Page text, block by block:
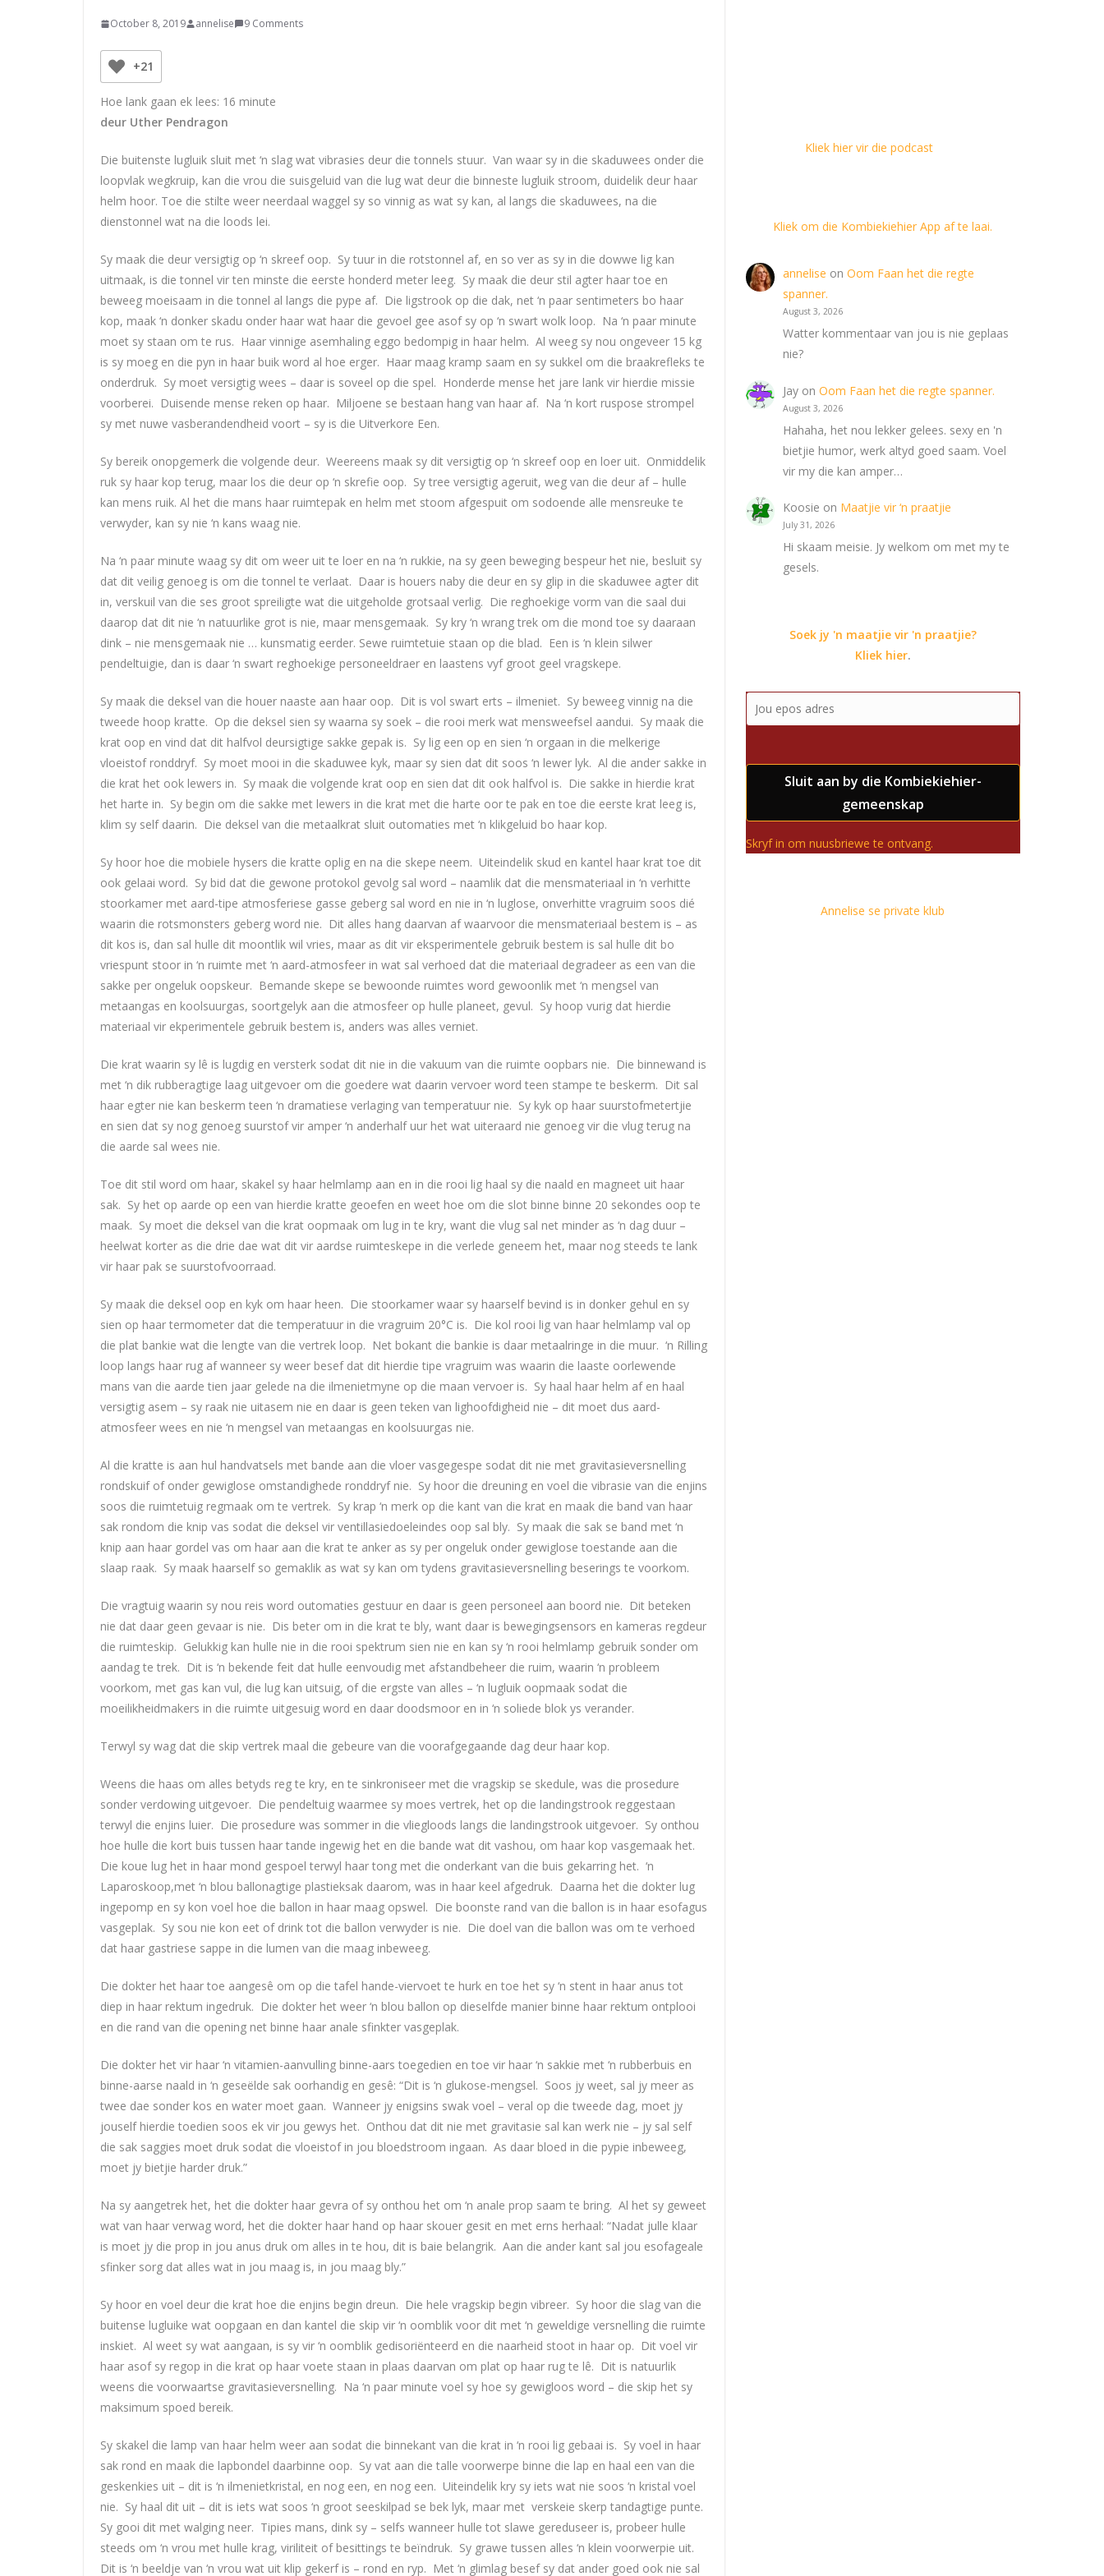
October 8, 2019 annelise 9 Comments
+21
Hoe lank gaan ek lees: 16 minute
deur Uther Pendragon
Die buitenste lugluik sluit met ‘n slag wat vibrasies deur die tonnels stuur. Van waar sy in die skaduwees onder die
loopvlak wegkruip, kan die vrou die suisgeluid van die lug wat deur die binneste lugluik stroom, duidelik deur haar
helm hoor. Toe die stilte weer neerdaal waggel sy so vinnig as wat sy kan, al langs die skaduwees, na die
dienstonnel wat na die loods lei.
Sy maak die deur versigtig op ‘n skreef oop. Sy tuur in die rotstonnel af, en so ver as sy in die dowwe lig kan
uitmaak, is die tonnel vir ten minste die eerste honderd meter leeg. Sy maak die deur stil agter haar toe en
beweeg moeisaam in die tonnel al langs die pype af. Die ligstrook op die dak, net ‘n paar sentimeters bo haar
kop, maak ‘n donker skadu onder haar wat haar die gevoel gee asof sy op ‘n swart wolk loop. Na ‘n paar minute
moet sy staan om te rus. Haar vinnige asemhaling eggo bedompig in haar helm. Al weeg sy nou ongeveer 15 kg
is sy moeg en die pyn in haar buik word al hoe erger. Haar maag kramp saam en sy sukkel om die braakrefleks te
onderdruk. Sy moet versigtig wees – daar is soveel op die spel. Honderde mense het jare lank vir hierdie missie
voorberei. Duisende mense reken op haar. Miljoene se bestaan hang van haar af. Na ‘n kort ruspose strompel
sy met nuwe vasberandendheid voort – sy is die Uitverkore Een.
Sy bereik onopgemerk die volgende deur. Weereens maak sy dit versigtig op ‘n skreef oop en loer uit. Onmiddelik
ruk sy haar kop terug, maar los die deur op ‘n skrefie oop. Sy tree versigtig ageruit, weg van die deur af – hulle
kan mens ruik. Al het die mans haar ruimtepak en helm met stoom afgespuit om sodoende alle mensreuke te
verwyder, kan sy nie ‘n kans waag nie.
Na ‘n paar minute waag sy dit om weer uit te loer en na ‘n rukkie, na sy geen beweging bespeur het nie, besluit sy
dat dit veilig genoeg is om die tonnel te verlaat. Daar is houers naby die deur en sy glip in die skaduwee agter dit
in, verskuil van die ses groot spreiligte wat die uitgeholde grotsaal verlig. Die reghoekige vorm van die saal dui
daarop dat dit nie ‘n natuurlike grot is nie, maar mensgemaak. Sy kry ‘n wrang trek om die mond toe sy daaraan
dink – nie mensgemaak nie … kunsmatig eerder. Sewe ruimtetuie staan op die blad. Een is ‘n klein silwer
pendeltuigie, dan is daar ‘n swart reghoekige personeeldraer en laastens vyf groot geel vragskepe.
Sy maak die deksel van die houer naaste aan haar oop. Dit is vol swart erts – ilmeniet. Sy beweeg vinnig na die
tweede hoop kratte. Op die deksel sien sy waarna sy soek – die rooi merk wat mensweefsel aandui. Sy maak die
krat oop en vind dat dit halfvol deursigtige sakke gepak is. Sy lig een op en sien ‘n orgaan in die melkerige
vloeistof ronddryf. Sy moet mooi in die skaduwee kyk, maar sy sien dat dit soos ‘n lewer lyk. Al die ander sakke in
die krat het ook lewers in. Sy maak die volgende krat oop en sien dat dit ook halfvol is. Die sakke in hierdie krat
het harte in. Sy begin om die sakke met lewers in die krat met die harte oor te pak en toe die eerste krat leeg is,
klim sy self daarin. Die deksel van die metaalkrat sluit outomaties met ‘n klikgeluid bo haar kop.
Sy hoor hoe die mobiele hysers die kratte oplig en na die skepe neem. Uiteindelik skud en kantel haar krat toe dit
ook gelaai word. Sy bid dat die gewone protokol gevolg sal word – naamlik dat die mensmateriaal in ‘n verhitte
stoorkamer met aard-tipe atmosferiese gasse geberg sal word en nie in ‘n luglose, onverhitte vragruim soos dié
waarin die rotsmonsters geberg word nie. Dit alles hang daarvan af waarvoor die mensmateriaal bestem is – as
dit kos is, dan sal hulle dit moontlik wil vries, maar as dit vir eksperimentele gebruik bestem is sal hulle dit bo
vriespunt stoor in ‘n ruimte met ‘n aard-atmosfeer in wat sal verhoed dat die materiaal degradeer as een van die
sakke per ongeluk oopskeur. Bemande skepe se bewoonde ruimtes word gewoonlik met ‘n mengsel van
metaangas en koolsuurgas, soortgelyk aan die atmosfeer op hulle planeet, gevul. Sy hoop vurig dat hierdie
materiaal vir ekperimentele gebruik bestem is, anders was alles verniet.
Die krat waarin sy lê is lugdig en versterk sodat dit nie in die vakuum van die ruimte oopbars nie. Die binnewand is
met ‘n dik rubberagtige laag uitgevoer om die goedere wat daarin vervoer word teen stampe te beskerm. Dit sal
haar egter nie kan beskerm teen ‘n dramatiese verlaging van temperatuur nie. Sy kyk op haar suurstofmetertjie
en sien dat sy nog genoeg suurstof vir amper ‘n anderhalf uur het wat uiteraard nie genoeg vir die vlug terug na
die aarde sal wees nie.
Toe dit stil word om haar, skakel sy haar helmlamp aan en in die rooi lig haal sy die naald en magneet uit haar
sak. Sy het op aarde op een van hierdie kratte geoefen en weet hoe om die slot binne binne 20 sekondes oop te
maak. Sy moet die deksel van die krat oopmaak om lug in te kry, want die vlug sal net minder as ‘n dag duur –
heelwat korter as die drie dae wat dit vir aardse ruimteskepe in die verlede geneem het, maar nog steeds te lank
vir haar pak se suurstofvoorraad.
Sy maak die deksel oop en kyk om haar heen. Die stoorkamer waar sy haarself bevind is in donker gehul en sy
sien op haar termometer dat die temperatuur in die vragruim 20°C is. Die kol rooi lig van haar helmlamp val op
die plat bankie wat die lengte van die vertrek loop. Net bokant die bankie is daar metaalringe in die muur. ‘n Rilling
loop langs haar rug af wanneer sy weer besef dat dit hierdie tipe vragruim was waarin die laaste oorlewende
mans van die aarde tien jaar gelede na die ilmenietmyne op die maan vervoer is. Sy haal haar helm af en haal
versigtig asem – sy raak nie uitasem nie en daar is geen teken van lighoofdigheid nie – dit moet dus aard-
atmosfeer wees en nie ‘n mengsel van metaangas en koolsuurgas nie.
Al die kratte is aan hul handvatsels met bande aan die vloer vasgegespe sodat dit nie met gravitasieversnelling
rondskuif of onder gewiglose omstandighede ronddryf nie. Sy hoor die dreuning en voel die vibrasie van die enjins
soos die ruimtetuig regmaak om te vertrek. Sy krap ‘n merk op die kant van die krat en maak die band van haar
sak rondom die knip vas sodat die deksel vir ventillasiedoeleindes oop sal bly. Sy maak die sak se band met ‘n
knip aan haar gordel vas om haar aan die krat te anker as sy per ongeluk onder gewiglose toestande aan die
slaap raak. Sy maak haarself so gemaklik as wat sy kan om tydens gravitasieversnelling beserings te voorkom.
Die vragtuig waarin sy nou reis word outomaties gestuur en daar is geen personeel aan boord nie. Dit beteken
nie dat daar geen gevaar is nie. Dis beter om in die krat te bly, want daar is bewegingsensors en kameras regdeur
die ruimteskip. Gelukkig kan hulle nie in die rooi spektrum sien nie en kan sy ‘n rooi helmlamp gebruik sonder om
aandag te trek. Dit is ‘n bekende feit dat hulle eenvoudig met afstandbeheer die ruim, waarin ‘n probleem
voorkom, met gas kan vul, die lug kan uitsuig, of die ergste van alles – ‘n lugluik oopmaak sodat die
moeilikheidmakers in die ruimte uitgesuig word en daar doodsmoor en in ‘n soliede blok ys verander.
Terwyl sy wag dat die skip vertrek maal die gebeure van die voorafgegaande dag deur haar kop.
Weens die haas om alles betyds reg te kry, en te sinkroniseer met die vragskip se skedule, was die prosedure
sonder verdowing uitgevoer. Die pendeltuig waarmee sy moes vertrek, het op die landingstrook reggestaan
terwyl die enjins luier. Die prosedure was sommer in die vliegloods langs die landingstrook uitgevoer. Sy onthou
hoe hulle die kort buis tussen haar tande ingewig het en die bande wat dit vashou, om haar kop vasgemaak het.
Die koue lug het in haar mond gespoel terwyl haar tong met die onderkant van die buis gekarring het. ‘n
Laparoskoop,met ‘n blou ballonagtige plastieksak daarom, was in haar keel afgedruk. Daarna het die dokter lug
ingepomp en sy kon voel hoe die ballon in haar maag opswel. Die boonste rand van die ballon is in haar esofagus
vasgeplak. Sy sou nie kon eet of drink tot die ballon verwyder is nie. Die doel van die ballon was om te verhoed
dat haar gastriese sappe in die lumen van die maag inbeweeg.
Die dokter het haar toe aangesê om op die tafel hande-viervoet te hurk en toe het sy ‘n stent in haar anus tot
diep in haar rektum ingedruk. Die dokter het weer ‘n blou ballon op dieselfde manier binne haar rektum ontplooi
en die rand van die opening net binne haar anale sfinkter vasgeplak.
Die dokter het vir haar ‘n vitamien-aanvulling binne-aars toegedien en toe vir haar ‘n sakkie met ‘n rubberbuis en
binne-aarse naald in ‘n geseëlde sak oorhandig en gesê: “Dit is ‘n glukose-mengsel. Soos jy weet, sal jy meer as
twee dae sonder kos en water moet gaan. Wanneer jy enigsins swak voel – veral op die tweede dag, moet jy
jouself hierdie toedien soos ek vir jou gewys het. Onthou dat dit nie met gravitasie sal kan werk nie – jy sal self
die sak saggies moet druk sodat die vloeistof in jou bloedstroom ingaan. As daar bloed in die pypie inbeweeg,
moet jy bietjie harder druk.”
Na sy aangetrek het, het die dokter haar gevra of sy onthou het om ‘n anale prop saam te bring. Al het sy geweet
wat van haar verwag word, het die dokter haar hand op haar skouer gesit en met erns herhaal: “Nadat julle klaar
is moet jy die prop in jou anus druk om alles in te hou, dit is baie belangrik. Aan die ander kant sal jou esofageale
sfinker sorg dat alles wat in jou maag is, in jou maag bly.”
Sy hoor en voel deur die krat hoe die enjins begin dreun. Die hele vragskip begin vibreer. Sy hoor die slag van die
buitense lugluike wat oopgaan en dan kantel die skip vir ‘n oomblik voor dit met ‘n geweldige versnelling die ruimte
inskiet. Al weet sy wat aangaan, is sy vir ‘n oomblik gedisoriënteerd en die naarheid stoot in haar op. Dit voel vir
haar asof sy regop in die krat op haar voete staan in plaas daarvan om plat op haar rug te lê. Dit is natuurlik
weens die voorwaartse gravitasieversnelling. Na ‘n paar minute voel sy hoe sy gewigloos word – die skip het sy
maksimum spoed bereik.
Sy skakel die lamp van haar helm weer aan sodat die binnekant van die krat in ‘n rooi lig gebaai is. Sy voel in haar
sak rond en maak die lapbondel daarbinne oop. Sy vat aan die talle voorwerpe binne die lap en haal een van die
geskenkies uit – dit is ‘n ilmenietkristal, en nog een, en nog een. Uiteindelik kry sy iets wat nie soos ‘n kristal voel
nie. Sy haal dit uit – dit is iets wat soos ‘n groot seeskilpad se bek lyk, maar met verskeie skerp tandagtige punte.
Sy gooi dit met walging neer. Tipies mans, dink sy – selfs wanneer hulle tot slawe gereduseer is, probeer hulle
steeds om ‘n vrou met hulle krag, viriliteit of besittings te beïndruk. Sy grawe tussen alles ‘n klein voorwerpie uit.
Dit is ‘n beeldje van ‘n vrou wat uit klip gekerf is – rond en ryp. Met ‘n glimlag besef sy dat ander goed ook nie sal
Kliek hier vir die podcast
Kliek om die Kombiekiehier App af te laai.
annelise onOom Faan het die regte
spanner.
August 3, 2026
Watter kommentaar van jou is nie geplaas
nie?
Jay onOom Faan het die regte spanner.
August 3, 2026
Hahaha, het nou lekker gelees. sexy en 'n
bietjie humor, werk altyd goed saam. Voel
vir my die kan amper…
Koosie on Maatjie vir ‘n praatjie
July 31, 2026
Hi skaam meisie. Jy welkom om met my te
gesels.
Soek jy 'n maatjie vir 'n praatjie?
Kliek hier.
Sluit aan by die Kombiekiehier-
gemeenskap
Skryf in om nuusbriewe te ontvang.
Annelise se private klub